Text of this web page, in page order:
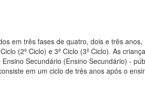
em três fases de quatro, dois e três anos,
(2º Ciclo) e 3º Ciclo (3º Ciclo). As
Secundário (Ensino Secundário) -
em um ciclo de três anos após o